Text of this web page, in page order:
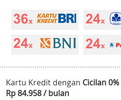
Kartu Kredit dengan Cicilan 0%
Rp 84.958 / bulan